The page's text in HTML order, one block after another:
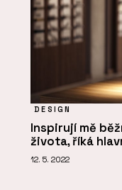
DESIGN
Inspirují mě
života, říká
12. 5. 2022